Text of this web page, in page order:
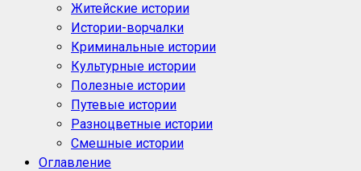
Житейские истории
Истории-ворчалки
Криминальные истории
Культурные истории
Полезные истории
Путевые истории
Разноцветные истории
Смешные истории
Оглавление